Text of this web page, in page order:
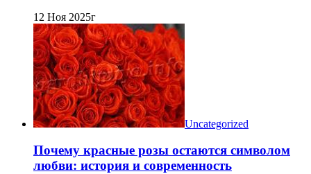
12 Ноя 2025г
Uncategorized
Почему красные розы остаются символом
любви: история и современность